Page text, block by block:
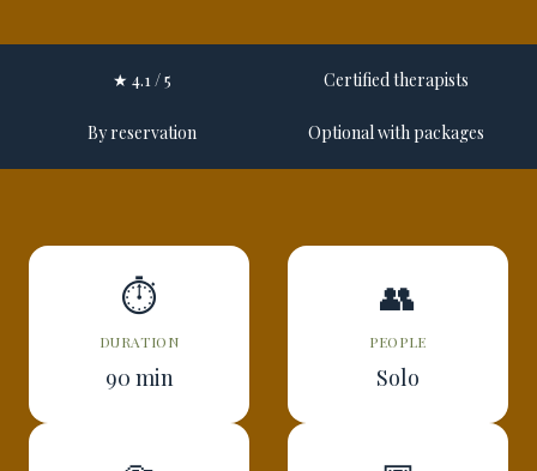
★ 4.1 / 5 Certified therapists
By reservation Optional with packages
⏱
DURATION
90 min
👥
PEOPLE
Solo